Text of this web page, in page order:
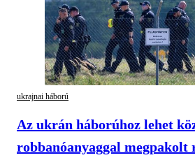
ukrajnai háború
Az ukrán háborúhoz lehet
robbanóanyaggal megpakolt